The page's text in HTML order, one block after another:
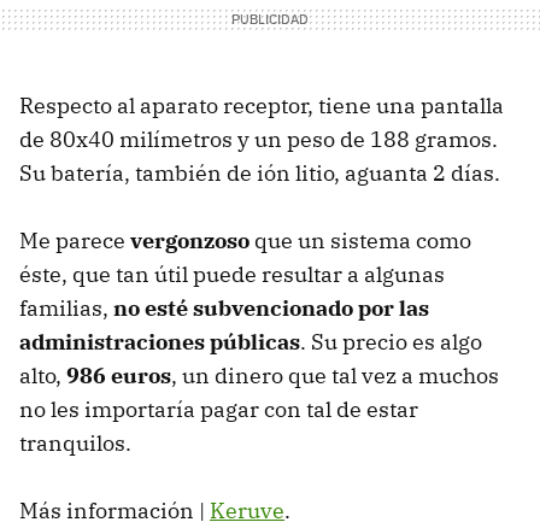
Respecto al aparato receptor, tiene una pantalla
de 80x40 milímetros y un peso de 188 gramos.
Su batería, también de ión litio, aguanta 2 días.
Me parece vergonzoso que un sistema como
éste, que tan útil puede resultar a algunas
familias, no esté subvencionado por las
administraciones públicas. Su precio es algo
alto, 986 euros, un dinero que tal vez a muchos
no les importaría pagar con tal de estar
tranquilos.
Más información | Keruve.